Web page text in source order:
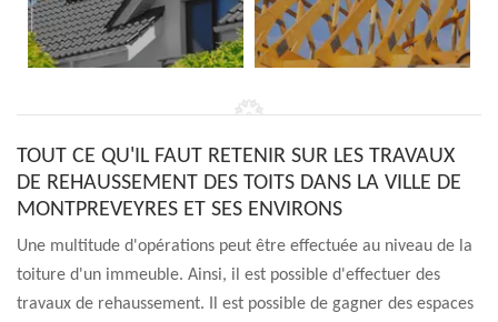
TOUT CE QU'IL FAUT RETENIR SUR LES TRAVAUX
DE REHAUSSEMENT DES TOITS DANS LA VILLE DE
MONTPREVEYRES ET SES ENVIRONS
Une multitude d'opérations peut être effectuée au niveau de la
toiture d'un immeuble. Ainsi, il est possible d'effectuer des
travaux de rehaussement. Il est possible de gagner des espaces